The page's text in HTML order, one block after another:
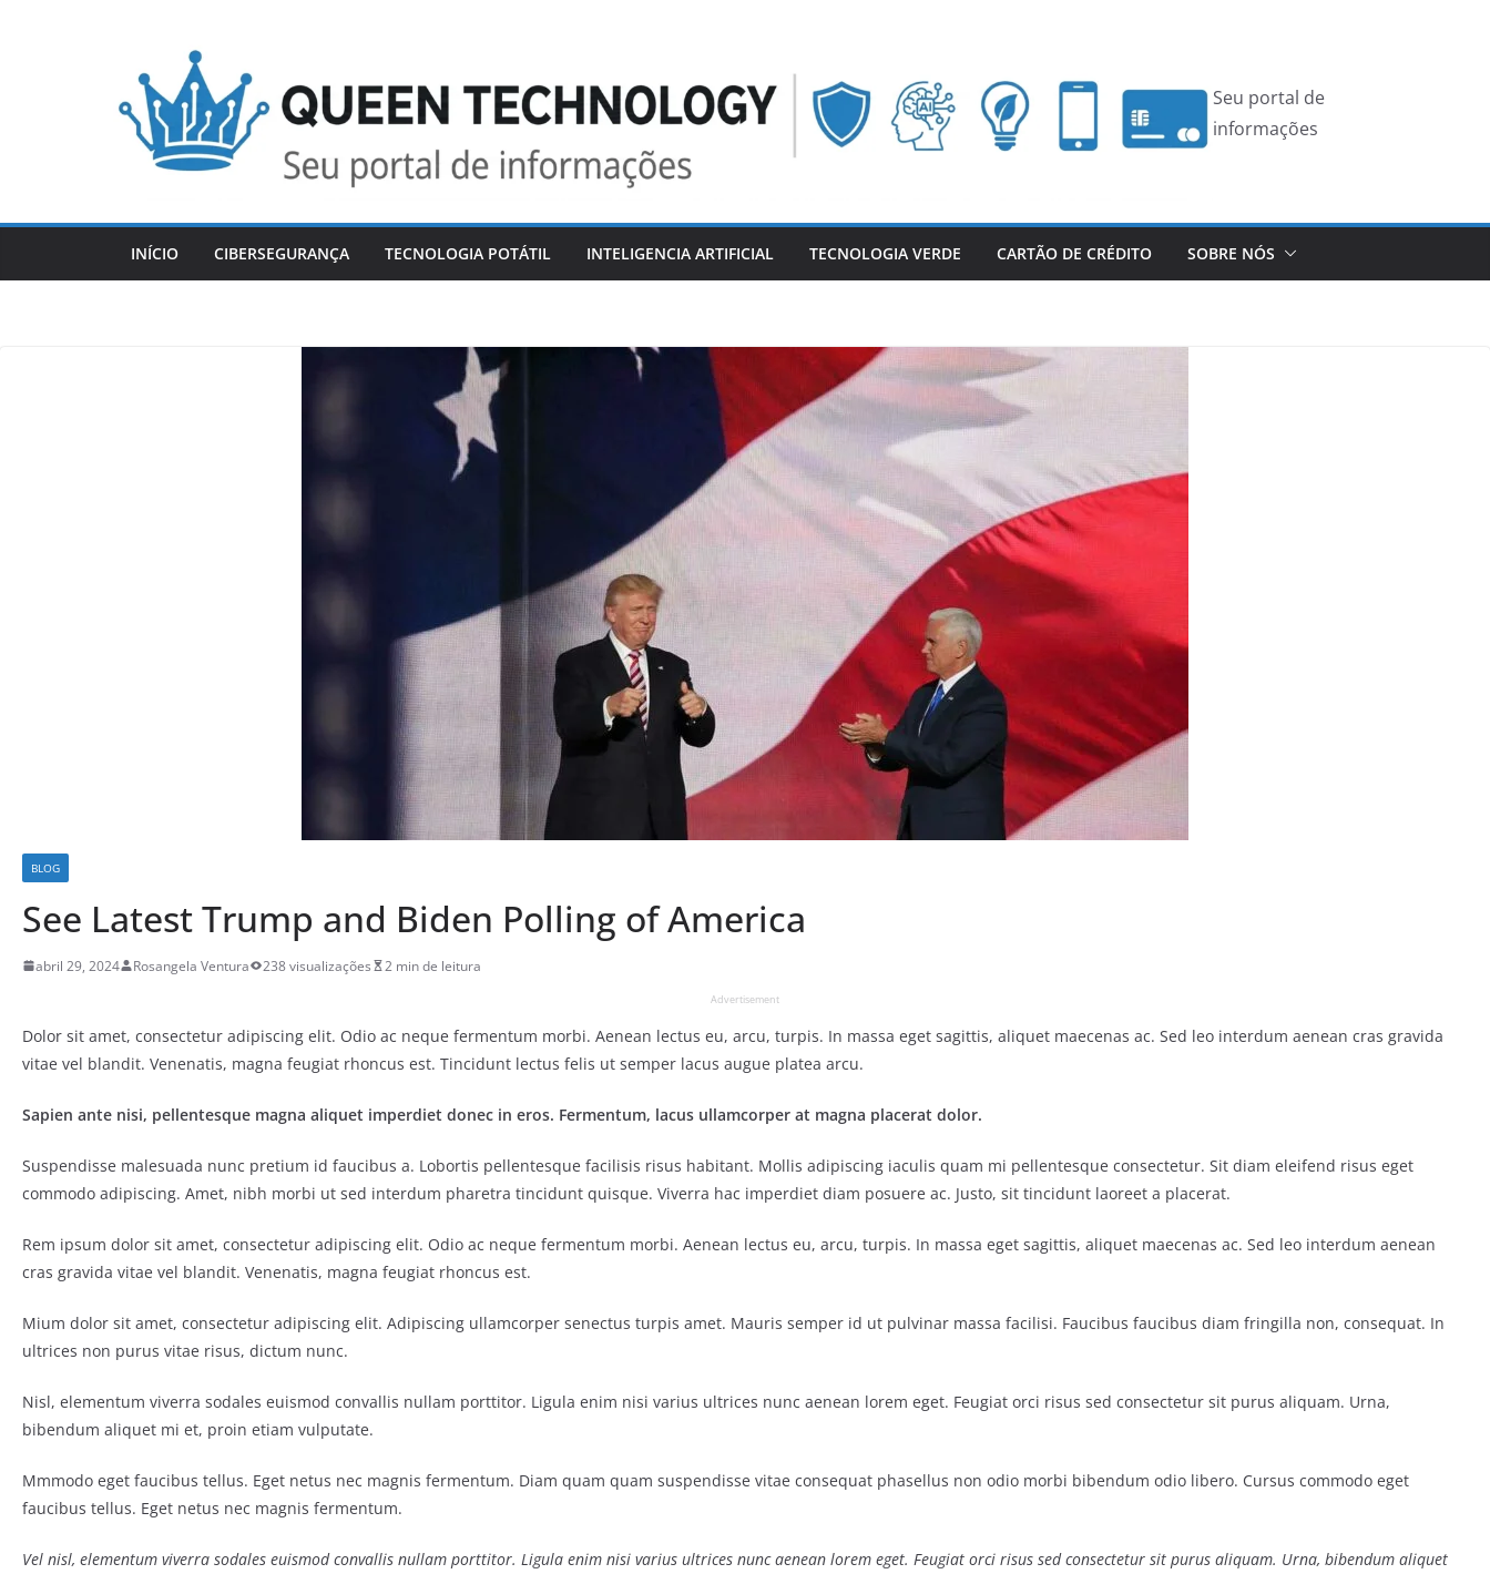
Seu portal de
informações
INÍCIO CIBERSEGURANÇA TECNOLOGIA POTÁTIL INTELIGENCIA ARTIFICIAL TECNOLOGIA VERDE CARTÃO DE CRÉDITO SOBRE NÓS
BLOG
See Latest Trump and Biden Polling of America
abril 29, 2024 Rosangela Ventura 238 visualizações 2 min de leitura
Advertisement
Dolor sit amet, consectetur adipiscing elit. Odio ac neque fermentum morbi. Aenean lectus eu, arcu, turpis. In massa eget sagittis, aliquet maecenas ac. Sed leo interdum aenean cras gravida
vitae vel blandit. Venenatis, magna feugiat rhoncus est. Tincidunt lectus felis ut semper lacus augue platea arcu.
Sapien ante nisi, pellentesque magna aliquet imperdiet donec in eros. Fermentum, lacus ullamcorper at magna placerat dolor.
Suspendisse malesuada nunc pretium id faucibus a. Lobortis pellentesque facilisis risus habitant. Mollis adipiscing iaculis quam mi pellentesque consectetur. Sit diam eleifend risus eget
commodo adipiscing. Amet, nibh morbi ut sed interdum pharetra tincidunt quisque. Viverra hac imperdiet diam posuere ac. Justo, sit tincidunt laoreet a placerat.
Rem ipsum dolor sit amet, consectetur adipiscing elit. Odio ac neque fermentum morbi. Aenean lectus eu, arcu, turpis. In massa eget sagittis, aliquet maecenas ac. Sed leo interdum aenean
cras gravida vitae vel blandit. Venenatis, magna feugiat rhoncus est.
Mium dolor sit amet, consectetur adipiscing elit. Adipiscing ullamcorper senectus turpis amet. Mauris semper id ut pulvinar massa facilisi. Faucibus faucibus diam fringilla non, consequat. In
ultrices non purus vitae risus, dictum nunc.
Nisl, elementum viverra sodales euismod convallis nullam porttitor. Ligula enim nisi varius ultrices nunc aenean lorem eget. Feugiat orci risus sed consectetur sit purus aliquam. Urna,
bibendum aliquet mi et, proin etiam vulputate.
Mmmodo eget faucibus tellus. Eget netus nec magnis fermentum. Diam quam quam suspendisse vitae consequat phasellus non odio morbi bibendum odio libero. Cursus commodo eget
faucibus tellus. Eget netus nec magnis fermentum.
Vel nisl, elementum viverra sodales euismod convallis nullam porttitor. Ligula enim nisi varius ultrices nunc aenean lorem eget. Feugiat orci risus sed consectetur sit purus aliquam. Urna, bibendum aliquet